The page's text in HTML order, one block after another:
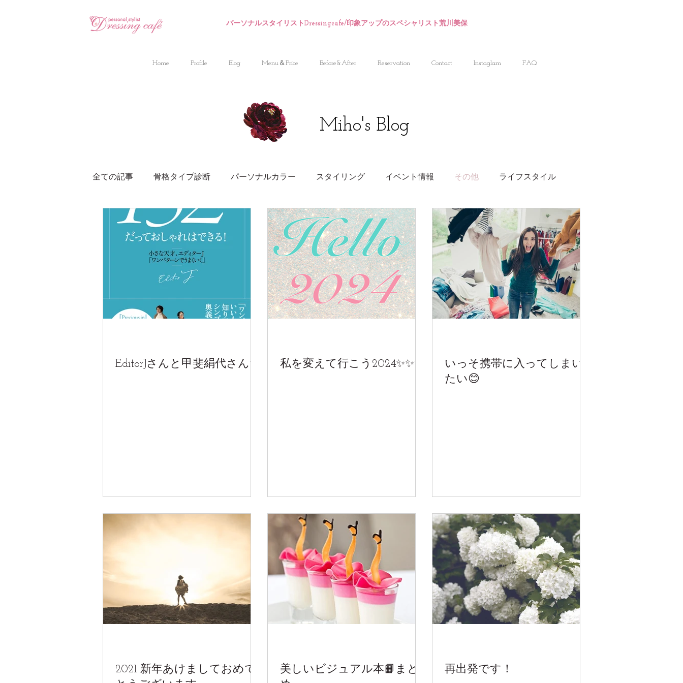
パーソナルスタイリストDressingcafe/印象アップのスペシャリスト荒川美保
Home Profile Blog Menu＆Price Before&After Reservation Contact Instaglam FAQ
Miho's Blog
全ての記事 骨格タイプ診断 パーソナルカラー スタイリング イベント情報 その他 ライフスタイル
EditorJさんと甲斐絹代さん✨ 私を変えて行こう2024✨✨✨
いっそ携帯に入ってしまい
たい😊
2021 新年あけましておめで
美しいビジュアル本📙まと
再出発です！